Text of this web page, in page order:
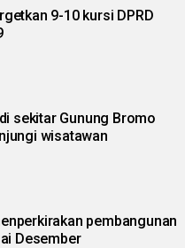
9-10 kursi DPRD
sekitar Gunung Bromo
wisatawan
pembangunan
Desember